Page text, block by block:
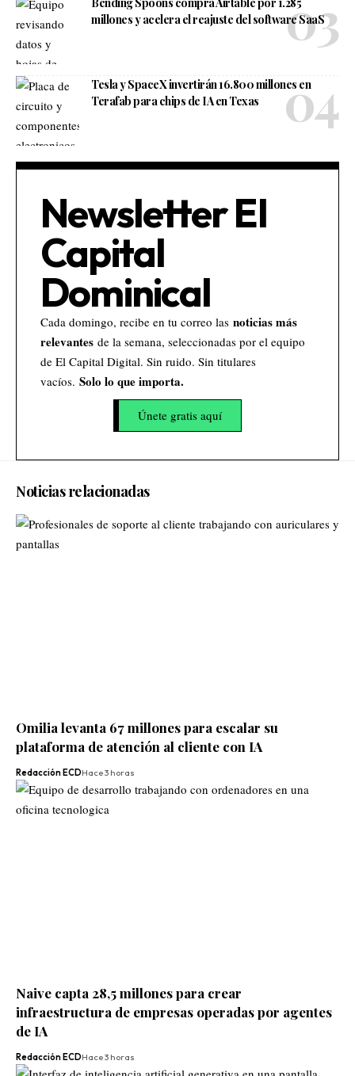
Bending Spoons compra Airtable por 1.285
millones y acelera el reajuste del software SaaS
Tesla y SpaceX invertirán 16.800 millones en
Terafab para chips de IA en Texas
Newsletter El
Capital
Dominical
Cada domingo, recibe en tu correo las noticias más
relevantes de la semana, seleccionadas por el equipo
de El Capital Digital. Sin ruido. Sin titulares
vacíos. Solo lo que importa.
Únete gratis aquí
Noticias relacionadas
Omilia levanta 67 millones para escalar su
plataforma de atención al cliente con IA
Redacción ECDHace 3 horas
Naive capta 28,5 millones para crear
infraestructura de empresas operadas por agentes
de IA
Redacción ECDHace 3 horas